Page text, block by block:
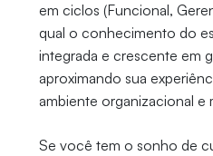
em ciclos (Funcional,
qual o conhecimento do
integrada e crescente em
aproximando sua
ambiente organizacional e
Se você tem o sonho de